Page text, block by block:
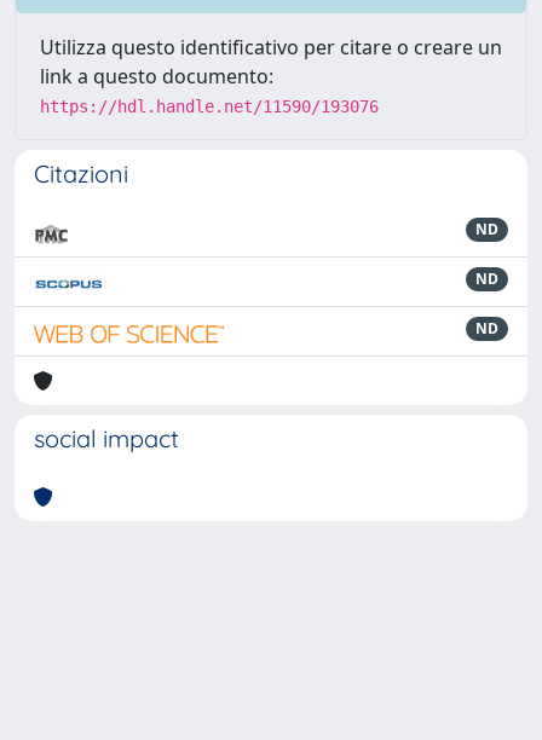
Utilizza questo identificativo per citare o creare un
link a questo documento:
https://hdl.handle.net/11590/193076
Citazioni
ND
ND
ND
social impact